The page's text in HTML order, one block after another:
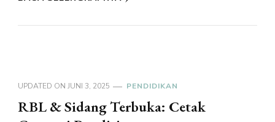
UPDATED ON JUNI 3, 2025 PENDIDIKAN
RBL & Sidang Terbuka: Cetak